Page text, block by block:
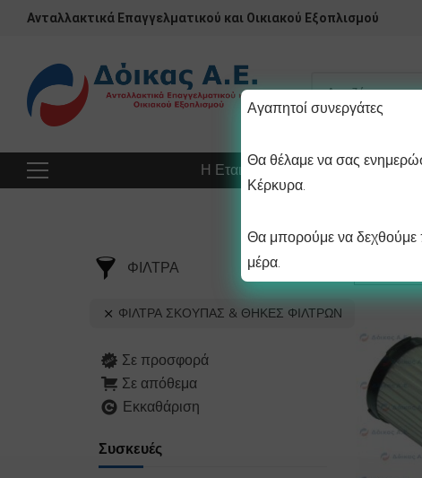
Ανταλλακτικά Επαγγελματικού και Οικιακού Εξοπλισμού
Η Εταιρεία Προϊόντα
ΦΙΛΤΡΑ
ΦΙΛΤΡΑ ΣΚΟΥΠΑΣ & ΘΗΚΕΣ ΦΙΛΤΡΩΝ
Σε προσφορά
Σε απόθεμα
Εκκαθάριση
Συσκευές
Αγαπητοί συνεργάτες
Θα θέλαμε να σας
Κέρκυρα.
Θα μπορούμε να δεχθούμε
μέρα.